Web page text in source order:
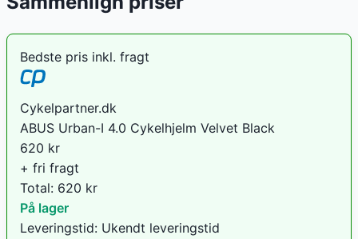
Bedste pris inkl. fragt
Cykelpartner.dk
ABUS Urban-I 4.0 Cykelhjelm Velvet Black
620 kr
+ fri fragt
Total: 620 kr
På lager
Leveringstid: Ukendt leveringstid